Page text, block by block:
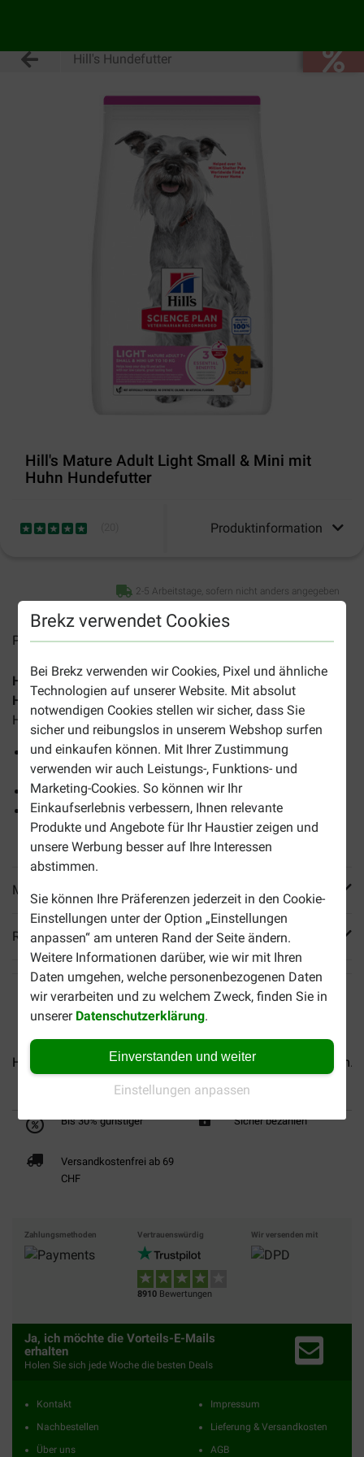
Brekz verwendet Cookies
Bei Brekz verwenden wir Cookies, Pixel und ähnliche
Technologien auf unserer Website. Mit absolut
notwendigen Cookies stellen wir sicher, dass Sie
sicher und reibungslos in unserem Webshop surfen
und einkaufen können. Mit Ihrer Zustimmung
verwenden wir auch Leistungs-, Funktions- und
Marketing-Cookies. So können wir Ihr
Einkaufserlebnis verbessern, Ihnen relevante
Produkte und Angebote für Ihr Haustier zeigen und
unsere Werbung besser auf Ihre Interessen
abstimmen.
Sie können Ihre Präferenzen jederzeit in den Cookie-
Einstellungen unter der Option „Einstellungen
anpassen“ am unteren Rand der Seite ändern.
Weitere Informationen darüber, wie wir mit Ihren
Daten umgehen, welche personenbezogenen Daten
wir verarbeiten und zu welchem Zweck, finden Sie in
unserer Datenschutzerklärung.
Einverstanden und weiter
Einstellungen anpassen
Hill's Hundefutter
Hill's Mature Adult Light Small & Mini mit
Huhn Hundefutter
Produktinformation
2-5 Arbeitstage, sofern nicht anders angegeben
Preise inkl. MwSt zzgl.Versandkosten
Hill's Science Plan Mature Adult Light Small & Mini mit
Huhn Hundefutterist ein Trockenfutter für (sehr) kleine
Hunde ab einem Alter von 7 Jahren.
Für Hunde mit geringer Aktivität (aufgrund von
Sterilisation oder Übergewicht)
Kroketten für kleine Hunde
Trägt zur Beweglichkeit der Gelenke und zur
Herzfunktion bei
Mehr Produktinfos
Reviews
Hill's Puppy Large mit Huhn... Hill's Mature Adult Medium...
Bis 30% günstiger Sicher bezahlen
Versandkostenfrei ab 69
CHF
Zahlungsmethoden Vertrauenswürdig
8910 Bewertungen
Wir versenden mit
Ja, ich möchte die Vorteils-E-Mails
erhalten
Holen Sie sich jede Woche die besten Deals
Kontakt
Nachbestellen
Über uns
Impressum
Lieferung & Versandkosten
AGB